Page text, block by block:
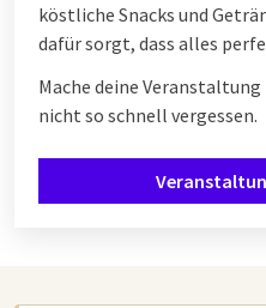
köstliche Snacks und
dafür sorgt, dass alles
Mache deine Veranstaltung
nicht so schnell vergessen.